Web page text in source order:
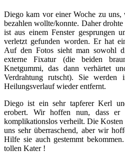
Diego kam vor einer Woche zu uns,
bezahlen wollte/konnte. Daher
ist aus einem Fenster gesprungen
verletzt gefunden worden. Er hat
Auf den Fotos sieht man sowohl
externe Fixatur (die beiden
Knetgummi, das dann verhärtet
Verdrahtung rutscht). Sie werden
Heilungsverlauf wieder entfernt.
Diego ist ein sehr tapferer Kerl
erobert. Wir hoffen nun, dass er
komplikationslos verheilt. Die
uns sehr überraschend, aber wir
Hilfe sie auch gestemmt
tollen Kater !